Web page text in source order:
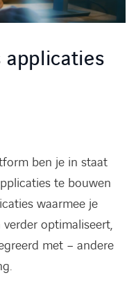
ben je in staat
te bouwen
waarmee je
optimaliseert,
met – andere